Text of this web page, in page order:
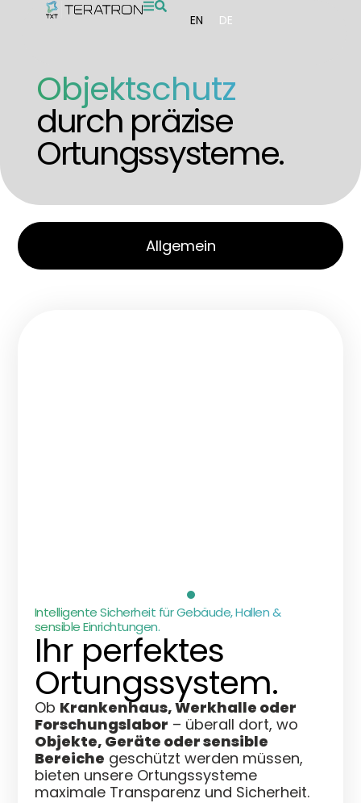
EN DE
Objektschutz
durch präzise
Ortungssysteme.
Allgemein
Intelligente Sicherheit für Gebäude, Hallen &
sensible Einrichtungen.
Ihr perfektes
Ortungssystem.
Ob Krankenhaus, Werkhalle oder
Forschungslabor – überall dort, wo
Objekte, Geräte oder sensible
Bereiche geschützt werden müssen,
bieten unsere Ortungssysteme
maximale Transparenz und Sicherheit.